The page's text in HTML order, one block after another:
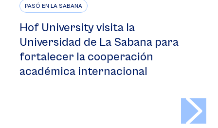
PASÓ EN LA SABANA
Hof University visita la
Universidad de La Sabana para
fortalecer la cooperación
académica internacional